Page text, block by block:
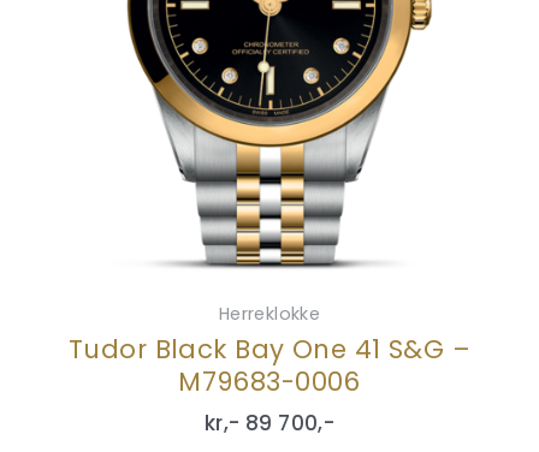
Herreklokke
Tudor Black Bay One 41 S&G –
M79683-0006
kr,- 89 700,-